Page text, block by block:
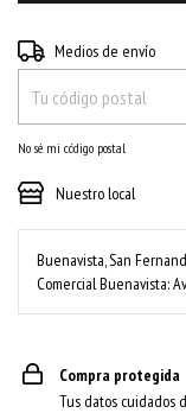
Entregas para el CP:
Medios de envío
No sé mi código postal
Nuestro local
Buenavista, San
Comercial Buenavista:
Compra protegida
Tus datos cuidados